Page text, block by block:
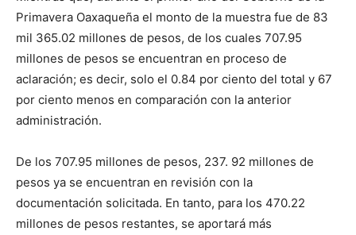
Primavera Oaxaqueña el monto de la muestra fue de 83
mil 365.02 millones de pesos, de los cuales 707.95
millones de pesos se encuentran en proceso de
aclaración; es decir, solo el 0.84 por ciento del total y 67
por ciento menos en comparación con la anterior
administración.
De los 707.95 millones de pesos, 237. 92 millones de
pesos ya se encuentran en revisión con la
documentación solicitada. En tanto, para los 470.22
millones de pesos restantes, se aportará más